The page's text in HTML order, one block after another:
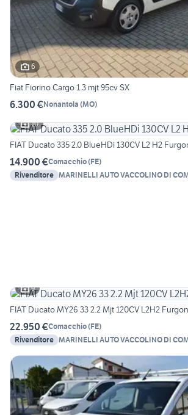
6
Fiat Fiorino Cargo 1.3 mjt 95cv SX
6.300 €Nonantola (MO)
10
FIAT Ducato 335 2.0 BlueHDi 130CV L2 H2
14.900 €Comacchio(FE)
Rivenditore MARINELLI AUTO VACCOLINO DI
9
FIAT Ducato MY26 33 2.2 Mjt 120CV L2H2
22.950 €Comacchio(FE)
Rivenditore MARINELLI AUTO VACCOLINO DI